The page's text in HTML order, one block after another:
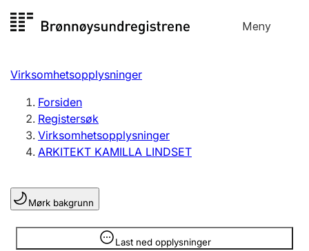
til
Meny
Registersøk
Aksjeselskap
Enkeltpersonforetak
Registrere, endre, slette
Lag og forening
Registrere, endre, slette
Virksomhetsopplysninger
Forsiden
Registersøk
Virksomhetsopplysninger
ARKITEKT KAMILLA LINDSET
Mørk bakgrunn
Last ned opplysninger
Opplysninger er skjult